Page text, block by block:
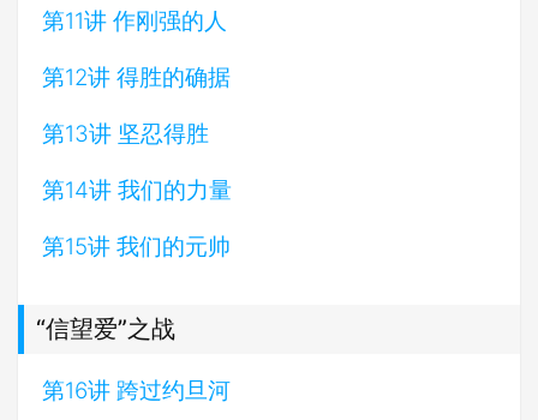
第11讲 作刚强的人
第12讲 得胜的确据
第13讲 坚忍得胜
第14讲 我们的力量
第15讲 我们的元帅
“信望爱”之战
第16讲 跨过约旦河